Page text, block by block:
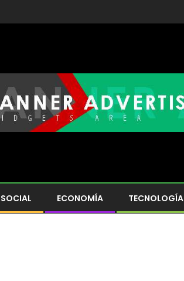
SOCIAL ECONOMÍA TECNOLOGÍA